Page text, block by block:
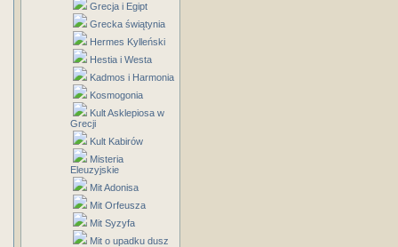
Grecja i Egipt
Grecka świątynia
Hermes Kylleński
Hestia i Westa
Kadmos i Harmonia
Kosmogonia
Kult Asklepiosa w
Grecji
Kult Kabirów
Misteria
Eleuzyjskie
Mit Adonisa
Mit Orfeusza
Mit Syzyfa
Mit o upadku dusz